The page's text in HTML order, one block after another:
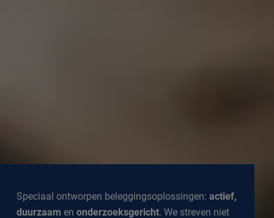
Speciaal ontworpen beleggingsoplossingen: actief,
duurzaam en onderzoeksgericht. We streven niet